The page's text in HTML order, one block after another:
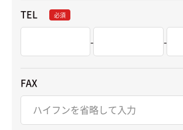
TEL 必須
- -
FAX